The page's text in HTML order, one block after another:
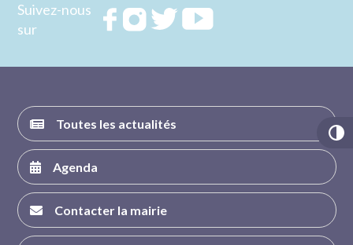
Suivez-nous
sur
RejoignezRejoignezRejoignez
Toutes les actualités
Agenda
Contacter la mairie